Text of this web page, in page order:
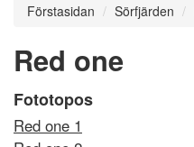
Förstasidan Sörfjärden
Red one
Fototopos
Red one 1